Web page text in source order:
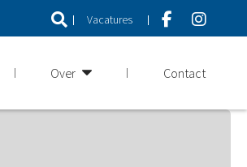
Vacatures
Over Contact